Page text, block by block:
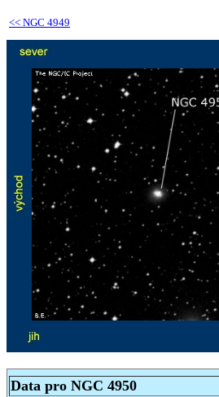
<< NGC 4949
Data pro NGC 4950